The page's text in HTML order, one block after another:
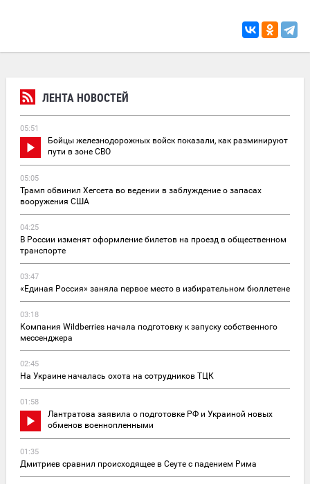
ЛЕНТА НОВОСТЕЙ
05:51
Бойцы железнодорожных войск показали, как разминируют
пути в зоне СВО
05:05
Трамп обвинил Хегсета во ведении в заблуждение о запасах
вооружения США
04:25
В России изменят оформление билетов на проезд в общественном
транспорте
03:47
«Единая Россия» заняла первое место в избирательном бюллетене
03:18
Компания Wildberries начала подготовку к запуску собственного
мессенджера
02:45
На Украине началась охота на сотрудников ТЦК
01:58
Лантратова заявила о подготовке РФ и Украиной новых
обменов военнопленными
01:35
Дмитриев сравнил происходящее в Сеуте с падением Рима